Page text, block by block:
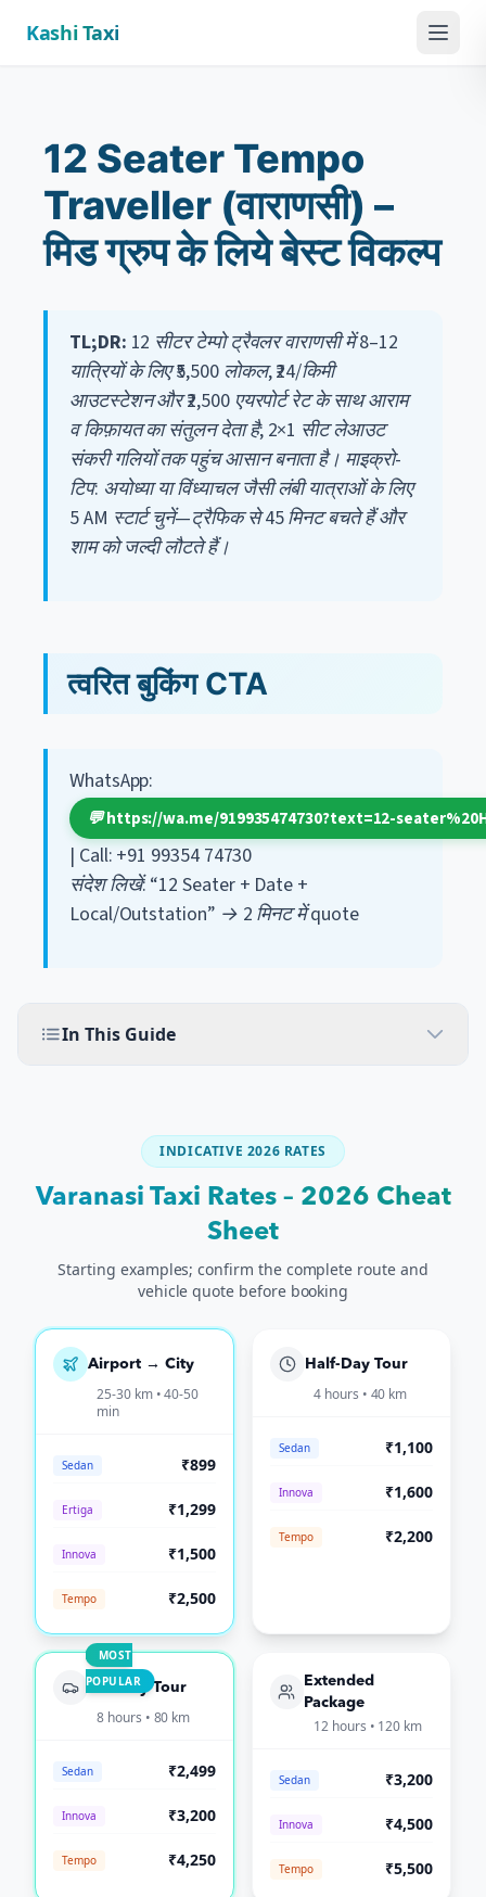
Kashi Taxi Menu
12 Seater Tempo
Traveller (वाराणसी) –
मिड ग्रुप के लिये बेस्ट विकल्प
TL;DR: 12 सीटर टेम्पो ट्रैवलर वाराणसी में 8–12
यात्रियों के लिए ₹5,500 लोकल, ₹24/किमी
आउटस्टेशन और ₹2,500 एयरपोर्ट रेट के साथ आराम
व किफ़ायत का संतुलन देता है; 2×1 सीट लेआउट
संकरी गलियों तक पहुंच आसान बनाता है। माइक्रो-
टिप: अयोध्या या विंध्याचल जैसी लंबी यात्राओं के लिए
5 AM स्टार्ट चुनें—ट्रैफिक से 45 मिनट बचते हैं और
शाम को जल्दी लौटते हैं।
त्वरित बुकिंग CTA
WhatsApp:
💬 https://wa.me/919935474730?text=12-
| Call: +91 99354 74730
संदेश लिखें: “12 Seater + Date +
Local/Outstation” → 2 मिनट में quote
In This Guide
INDICATIVE 2026 RATES
Varanasi Taxi Rates – 2026 Cheat
Sheet
Starting examples; confirm the complete route and
vehicle quote before booking
Airport → City
25-30 km • 40-50
min
Sedan ₹899
Ertiga ₹1,299
Innova ₹1,500
Tempo ₹2,500
Half-Day Tour
4 hours • 40 km
Sedan ₹1,100
Innova ₹1,600
Tempo ₹2,200
MOST
POPULAR
Full-Day Tour
8 hours • 80 km
Sedan ₹2,499
Innova ₹3,200
Tempo ₹4,250
Extended
Package
12 hours • 120 km
Sedan ₹3,200
Innova ₹4,500
Tempo ₹5,500